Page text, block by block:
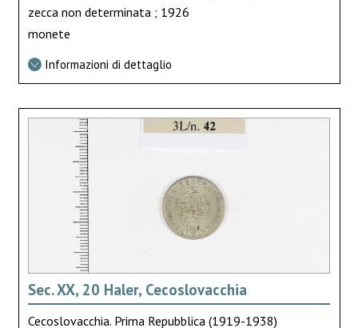
zecca non determinata ; 1926
monete
Informazioni di dettaglio
Sec. XX, 20 Haler, Cecoslovacchia
Cecoslovacchia. Prima Repubblica (1919-1938)